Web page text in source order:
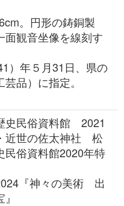
。円形の鋳銅製
面観音坐像を線刻す
）年５月31日、県の
品）に指定。
史民俗資料館 2021
近世の佐太神社 松
民俗資料館2020年特
『神々の美術 出